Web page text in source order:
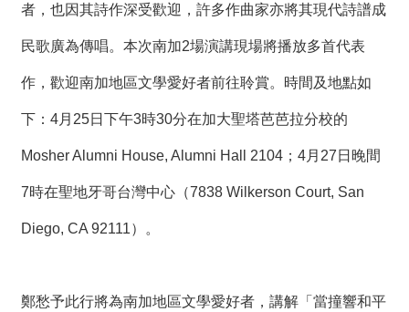
中
n
h
者，也因其詩作深受歡迎，許多作曲家亦將其現代詩譜成
民歌廣為傳唱。本次南加2場演講現場將播放多首代表
作，歡迎南加地區文學愛好者前往聆賞。時間及地點如
下：4月25日下午3時30分在加大聖塔芭芭拉分校的
Mosher Alumni House, Alumni Hall 2104；4月27日晚間
7時在聖地牙哥台灣中心（7838 Wilkerson Court, San
Diego, CA 92111）。
鄭愁予此行將為南加地區文學愛好者，講解「當撞響和平